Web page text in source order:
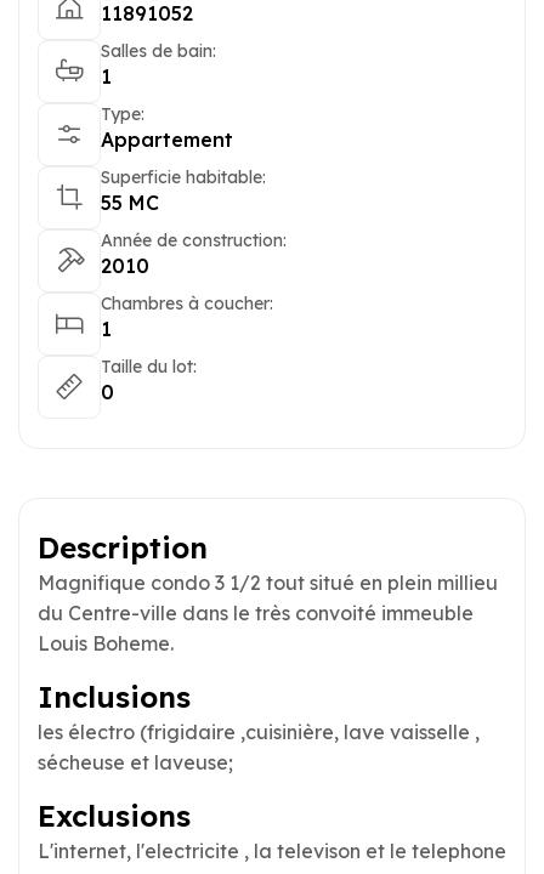
11891052
Salles de bain:
1
Type:
Appartement
Superficie habitable:
55 MC
Année de construction:
2010
Chambres à coucher:
1
Taille du lot:
0
Description
Magnifique condo 3 1/2 tout situé en plein millieu
du Centre-ville dans le très convoité immeuble
Louis Boheme.
Inclusions
les électro (frigidaire ,cuisinière, lave vaisselle ,
sécheuse et laveuse;
Exclusions
L'internet, l'electricite , la televison et le telephone